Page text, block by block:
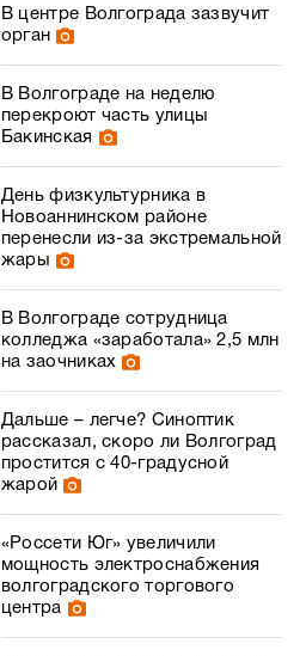
В центре Волгограда зазвучит
орган
В Волгограде на неделю
перекроют часть улицы
Бакинская
День физкультурника в
Новоаннинском районе
перенесли из-за экстремальной
жары
В Волгограде сотрудница
колледжа «заработала» 2,5 млн
на заочниках
Дальше – легче? Синоптик
рассказал, скоро ли Волгоград
простится с 40-градусной
жарой
«Россети Юг» увеличили
мощность электроснабжения
волгоградского торгового
центра